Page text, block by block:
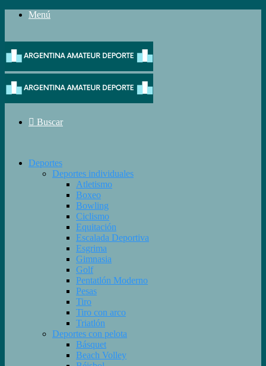
Menú
Buscar
Deportes
Deportes individuales
Atletismo
Boxeo
Bowling
Ciclismo
Equitación
Escalada Deportiva
Esgrima
Gimnasia
Golf
Pentatlón Moderno
Pesas
Tiro
Tiro con arco
Triatlón
Deportes con pelota
Básquet
Beach Volley